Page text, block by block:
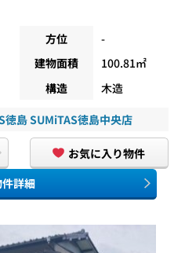
方位
-
建物面積
100.81㎡
構造 木造
徳島 SUMiTAS徳島中央店
お気に入り物件
詳細